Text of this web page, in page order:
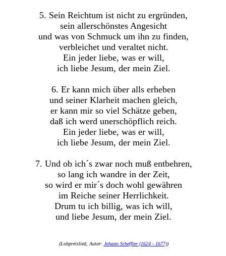
5. Sein Reichtum ist nicht zu ergründen,
sein allerschönstes Angesicht
und was von Schmuck um ihn zu finden,
verbleichet und veraltet nicht.
Ein jeder liebe, was er will,
ich liebe Jesum, der mein Ziel.
6. Er kann mich über alls erheben
und seiner Klarheit machen gleich,
er kann mir so viel Schätze geben,
daß ich werd unerschöpflich reich.
Ein jeder liebe, was er will,
ich liebe Jesum, der mein Ziel.
7. Und ob ich´s zwar noch muß entbehren,
so lang ich wandre in der Zeit,
so wird er mir´s doch wohl gewähren
im Reiche seiner Herrlichkeit.
Drum tu ich billig, was ich will,
und liebe Jesum, der mein Ziel.
(Lobpreislied, Autor: Johann Scheffler (1624 - 1677))